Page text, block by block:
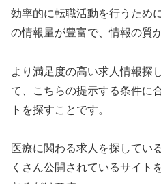
効率的に転職活動を行うため
の情報量が豊富で、情報の質
より満足度の高い求人情報探
て、こちらの提示する条件に
トを探すことです。
医療に関わる求人を探してい
くさん公開されているサイト